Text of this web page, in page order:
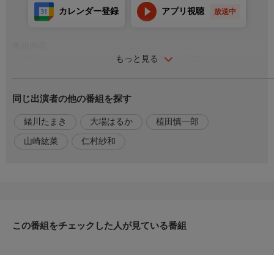
もっと見る
カレンダー登録 アプリ視聴 放送中
「アリスとテレスのふたりは、星に帰る」の否定は「アリスとテ
潜んでいる。論理的思考の基礎となる「否定」について学ぶ。
出演者
【出演】緒川たまき，山崎紘菜，大場はるか，植田慎一郎，仁村
同じ出演者の他の番組を探す
緒川たまき 大場はるか 植田慎一郎
山崎紘菜 仁村紗和
この番組をチェックした人が見ている番組